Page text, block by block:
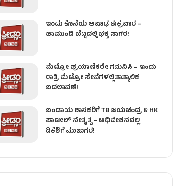
ಇಂದು ಕೊನೆಯ ಆಷಾಢ ಶುಕ್ರವಾರ –
ಚಾಮುಂಡಿ ಬೆಟ್ಟದಲ್ಲಿ ಭಕ್ತ ಸಾಗರ!
ಮೆಟ್ರೋ ಪ್ರಯಾಣಿಕರೇ ಗಮನಿಸಿ – ಇಂದು
ರಾತ್ರಿ ಮೆಟ್ರೋ ಸೇವೆಗಳಲ್ಲಿ ತಾತ್ಕಾಲಿಕ
ಬದಲಾವಣೆ!
ಬಂಡಾಯ ಶಾಸಕರಿಗೆ TB ಜಯಚಂದ್ರ & HK
ಪಾಟೀಲ್ ನೇತೃತ್ವ – ಅಧಿವೇಶನದಲ್ಲಿ
ಡಿಕೆಶಿಗೆ ಮುಜುಗರ!